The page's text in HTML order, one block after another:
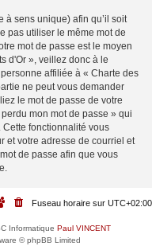
à sens unique) afin qu’il soit
pas utiliser le même mot de
mot de passe est le moyen
d'Or », veillez donc à le
affiliée à « Charte des
ne peut vous demander
le mot de passe de votre
mon mot de passe » qui
fonctionnalité vous
et votre adresse de courriel et
de passe afin que vous
Fuseau horaire sur UTC+02:00
Informatique Paul VINCENT
© phpBB Limited